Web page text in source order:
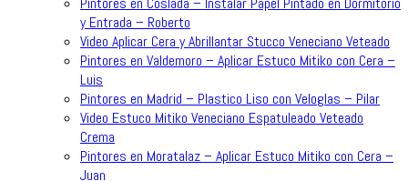
y Entrada – Roberto
Video Aplicar Cera y Abrillantar Stucco Veneciano Veteado
Pintores en Valdemoro – Aplicar Estuco Mitiko con Cera –
Luis
Pintores en Madrid – Plastico Liso con Veloglas – Pilar
Video Estuco Mitiko Veneciano Espatuleado Veteado
Crema
Pintores en Moratalaz – Aplicar Estuco Mitiko con Cera –
Juan